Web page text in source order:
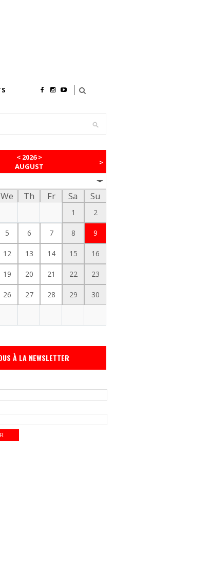
< 2026>
AUGUST
>
We Th Fr Sa Su
1 2
5 6 7 8 9
12 13 14 15 16
19 20 21 22 23
26 27 28 29 30
À LA NEWSLETTER